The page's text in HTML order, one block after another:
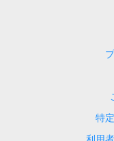
特